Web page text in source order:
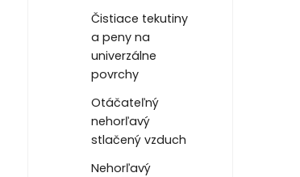
Čistiace tekutiny
a peny na
univerzálne
povrchy
Otáčateľný
nehorľavý
stlačený vzduch
Nehorľavý